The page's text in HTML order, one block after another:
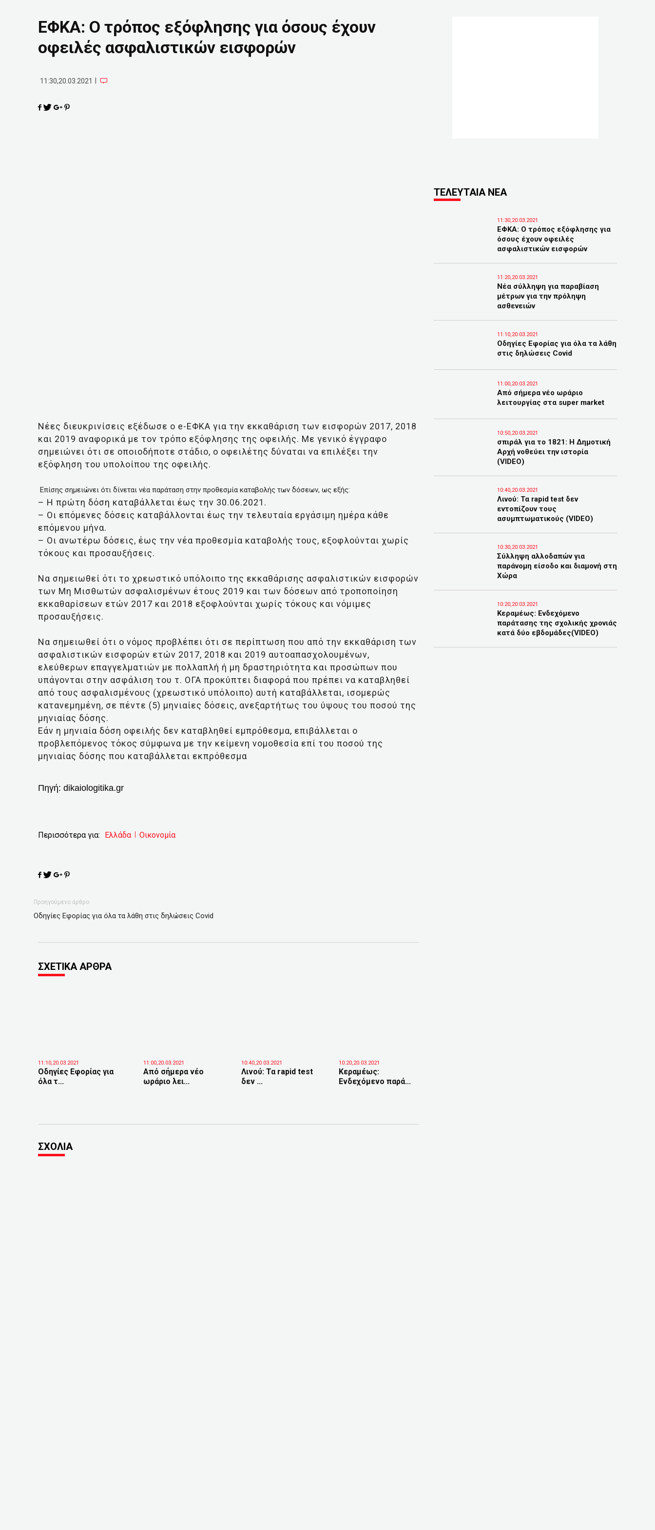
ΕΦΚΑ: Ο τρόπος εξόφλησης για όσους έχουν
οφειλές ασφαλιστικών εισφορών
11:30,20.03.2021
Νέες διευκρινίσεις εξέδωσε ο e-ΕΦΚΑ για την εκκαθάριση των εισφορών 2017, 2018
και 2019 αναφορικά με τον τρόπο εξόφλησης της οφειλής. Με γενικό έγγραφο
σημειώνει ότι σε οποιοδήποτε στάδιο, ο οφειλέτης δύναται να επιλέξει την
εξόφληση του υπολοίπου της οφειλής.
Επίσης σημειώνει ότι δίνεται νέα παράταση στην προθεσμία καταβολής των δόσεων, ως εξής:
– Η πρώτη δόση καταβάλλεται έως την 30.06.2021.
– Οι επόμενες δόσεις καταβάλλονται έως την τελευταία εργάσιμη ημέρα κάθε
επόμενου μήνα.
– Οι ανωτέρω δόσεις, έως την νέα προθεσμία καταβολής τους, εξοφλούνται χωρίς
τόκους και προσαυξήσεις.
Να σημειωθεί ότι το χρεωστικό υπόλοιπο της εκκαθάρισης ασφαλιστικών εισφορών
των Μη Μισθωτών ασφαλισμένων έτους 2019 και των δόσεων από τροποποίηση
εκκαθαρίσεων ετών 2017 και 2018 εξοφλούνται χωρίς τόκους και νόμιμες
προσαυξήσεις.
Να σημειωθεί ότι ο νόμος προβλέπει ότι σε περίπτωση που από την εκκαθάριση των
ασφαλιστικών εισφορών ετών 2017, 2018 και 2019 αυτοαπασχολουμένων,
ελεύθερων επαγγελματιών με πολλαπλή ή μη δραστηριότητα και προσώπων που
υπάγονται στην ασφάλιση του τ. ΟΓΑ προκύπτει διαφορά που πρέπει να καταβληθεί
από τους ασφαλισμένους (χρεωστικό υπόλοιπο) αυτή καταβάλλεται, ισομερώς
κατανεμημένη, σε πέντε (5) μηνιαίες δόσεις, ανεξαρτήτως του ύψους του ποσού της
μηνιαίας δόσης.
Εάν η μηνιαία δόση οφειλής δεν καταβληθεί εμπρόθεσμα, επιβάλλεται ο
προβλεπόμενος τόκος σύμφωνα με την κείμενη νομοθεσία επί του ποσού της
μηνιαίας δόσης που καταβάλλεται εκπρόθεσμα
Πηγή: dikaiologitika.gr
Περισσότερα για: Ελλάδα Οικονομία
Προηγούμενο άρθρο
Οδηγίες Εφορίας για όλα τα λάθη στις δηλώσεις Covid
ΣΧΕΤΙΚΑ ΑΡΘΡΑ
11:10,20.03.2021
Οδηγίες Εφορίας για
όλα τ...
11:00,20.03.2021
Από σήμερα νέο
ωράριο λει...
10:40,20.03.2021
Λινού: Τα rapid test
δεν ...
10:20,20.03.2021
Κεραμέως:
Ενδεχόμενο παρά...
ΣΧΟΛΙΑ
ΤΕΛΕΥΤΑΙΑ ΝΕΑ
11:30,20.03.2021
ΕΦΚΑ: Ο τρόπος εξόφλησης για
όσους έχουν οφειλές
ασφαλιστικών εισφορών
11:20,20.03.2021
Νέα σύλληψη για παραβίαση
μέτρων για την πρόληψη
ασθενειών
11:10,20.03.2021
Οδηγίες Εφορίας για όλα τα λάθη
στις δηλώσεις Covid
11:00,20.03.2021
Από σήμερα νέο ωράριο
λειτουργίας στα super market
10:50,20.03.2021
σπιράλ για το 1821: Η Δημοτική
Αρχή νοθεύει την ιστορία
(VIDEO)
10:40,20.03.2021
Λινού: Τα rapid test δεν
εντοπίζουν τους
ασυμπτωματικούς (VIDEO)
10:30,20.03.2021
Σύλληψη αλλοδαπών για
παράνομη είσοδο και διαμονή στη
Χώρα
10:20,20.03.2021
Κεραμέως: Ενδεχόμενο
παράτασης της σχολικής χρονιάς
κατά δύο εβδομάδες(VIDEO)